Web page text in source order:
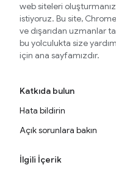
web siteleri
istiyoruz. Bu site,
ve dışarıdan uzmanlar
bu yolculukta size
için ana sayfamızdır.
Katkıda bulun
Hata bildirin
Açık sorunlara bakın
İlgili İçerik